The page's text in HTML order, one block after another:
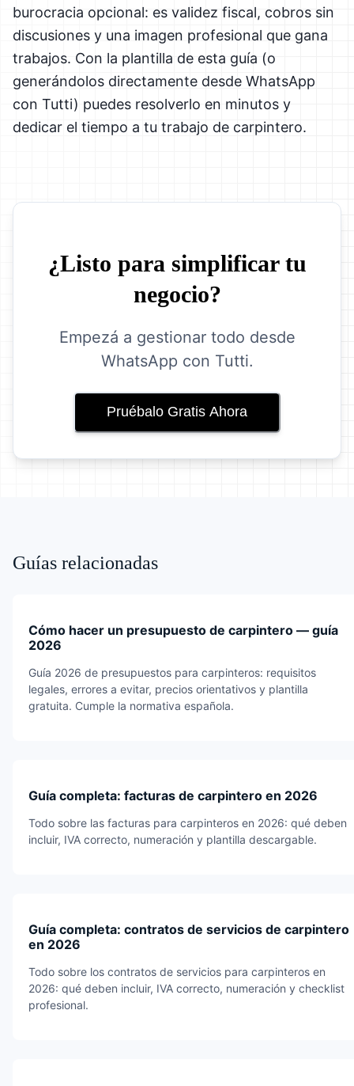
burocracia opcional: es validez fiscal, cobros sin
discusiones y una imagen profesional que gana
trabajos. Con la plantilla de esta guía (o
generándolos directamente desde WhatsApp
con Tutti) puedes resolverlo en minutos y
dedicar el tiempo a tu trabajo de carpintero.
¿Listo para simplificar tu
negocio?
Empezá a gestionar todo desde
WhatsApp con Tutti.
Pruébalo Gratis Ahora
Guías relacionadas
Cómo hacer un presupuesto de carpintero — guía
2026
Guía 2026 de presupuestos para carpinteros: requisitos
legales, errores a evitar, precios orientativos y plantilla
gratuita. Cumple la normativa española.
Guía completa: facturas de carpintero en 2026
Todo sobre las facturas para carpinteros en 2026: qué deben
incluir, IVA correcto, numeración y plantilla descargable.
Guía completa: contratos de servicios de carpintero
en 2026
Todo sobre los contratos de servicios para carpinteros en
2026: qué deben incluir, IVA correcto, numeración y checklist
profesional.